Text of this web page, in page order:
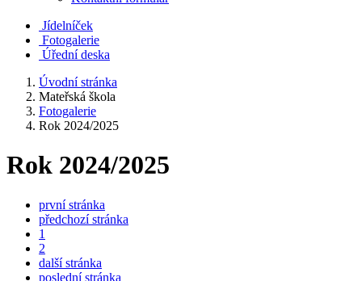
Jídelníček
Fotogalerie
Úřední deska
Úvodní stránka
Mateřská škola
Fotogalerie
Rok 2024/2025
Rok 2024/2025
první stránka
předchozí stránka
1
2
další stránka
poslední stránka